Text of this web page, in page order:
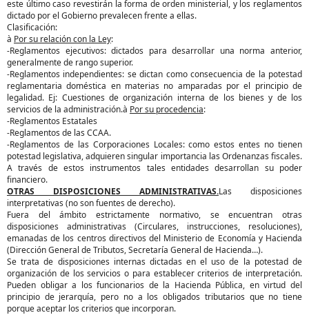
este último caso revestirán la forma de orden ministerial, y los reglamentos
dictado por el Gobierno prevalecen frente a ellas.
Clasificación:
à Por su relación con la Ley:
-Reglamentos ejecutivos: dictados para desarrollar una norma anterior,
generalmente de rango superior.
-Reglamentos independientes: se dictan como consecuencia de la potestad
reglamentaria doméstica en materias no amparadas por el principio de
legalidad. Ej: Cuestiones de organización interna de los bienes y de los
servicios de la administración.à Por su procedencia:
-Reglamentos Estatales
-Reglamentos de las CCAA.
-Reglamentos de las Corporaciones Locales: como estos entes no tienen
potestad legislativa, adquieren singular importancia las Ordenanzas fiscales.
A través de estos instrumentos tales entidades desarrollan su poder
financiero.
OTRAS DISPOSICIONES ADMINISTRATIVAS.Las disposiciones
interpretativas (no son fuentes de derecho).
Fuera del ámbito estrictamente normativo, se encuentran otras
disposiciones administrativas (Circulares, instrucciones, resoluciones),
emanadas de los centros directivos del Ministerio de Economía y Hacienda
(Dirección General de Tributos, Secretaría General de Hacienda…).
Se trata de disposiciones internas dictadas en el uso de la potestad de
organización de los servicios o para establecer criterios de interpretación.
Pueden obligar a los funcionarios de la Hacienda Pública, en virtud del
principio de jerarquía, pero no a los obligados tributarios que no tiene
porque aceptar los criterios que incorporan.